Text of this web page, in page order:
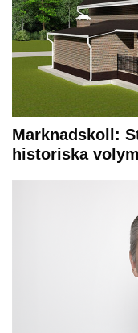
Marknadskoll:
historiska